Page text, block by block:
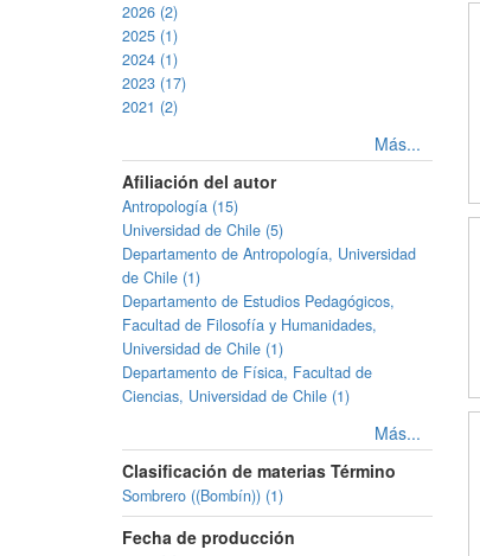
2026 (2)
2025 (1)
2024 (1)
2023 (17)
2021 (2)
Más...
Afiliación del autor
Antropología (15)
Universidad de Chile (5)
Departamento de Antropología, Universidad
de Chile (1)
Departamento de Estudios Pedagógicos,
Facultad de Filosofía y Humanidades,
Universidad de Chile (1)
Departamento de Física, Facultad de
Ciencias, Universidad de Chile (1)
Más...
Clasificación de materias Término
Sombrero ((Bombín)) (1)
Fecha de producción